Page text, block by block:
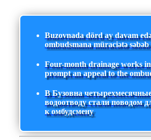
Buzovnada dörd ay davam
ombudsmana müraciətə
Four-month drainage works
prompt an appeal to the
В Бузовна
водоотводу стали поводом
к омбудсмену